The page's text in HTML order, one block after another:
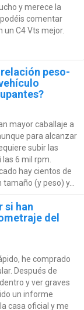
y merece la
comentar
un C4 Vts mejor.
peso-
mayor caballaje a
para alcanzar
subir las
6 mil rpm.
hay cientos de
(y peso) y...
si han
del
he comprado
Después de
y ver graves
un informe
casa oficial y me